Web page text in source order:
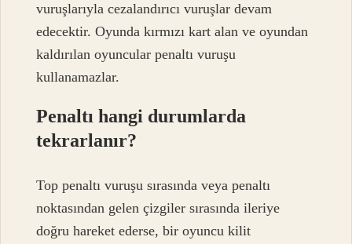
vuruşlarıyla cezalandırıcı vuruşlar devam
edecektir. Oyunda kırmızı kart alan ve oyundan
kaldırılan oyuncular penaltı vuruşu
kullanamazlar.
Penaltı hangi durumlarda
tekrarlanır?
Top penaltı vuruşu sırasında veya penaltı
noktasından gelen çizgiler sırasında ileriye
doğru hareket ederse, bir oyuncu kilit